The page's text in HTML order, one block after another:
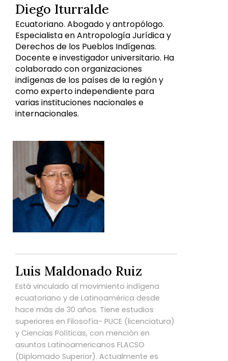
Diego Iturralde
Ecuatoriano. Abogado y antropólogo.
Especialista en Antropología Jurídica y
Derechos de los Pueblos Indígenas.
Docente e investigador universitario. Ha
colaborado con organizaciones
indígenas de los países de la región y
como experto independiente para
varias instituciones nacionales e
internacionales.
Luis Maldonado Ruiz
Está vinculado al movimiento indígena
ecuatoriano y de Latinoamérica desde
hace más de 30 años. Tiene estudios
superiores en Filosofía- PUCE (licenciatura)
y Ciencias Políticas, con mención en
asuntos Latinoamericanos FLACSO
(Diplomado Superior). Actualmente es